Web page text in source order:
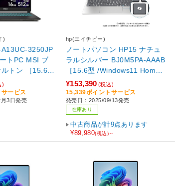
)
3250JP
トPC MSI ブ
トン ［15.6型
/intel Core
/SSD：512
ーボード /202
)
ービス
3日発売
hp(エイチピー)
ノートパソコン HP15 ナチュ
ラルシルバー BJ0M5PA-AAAB
［15.6型 /Windows11 Home /
intel Core 5 /メモリ：16GB /
SSD：512GB /Office Home a
nd Business /日本語版キーボ
ード /2025年9月モデル］
¥153,390 (税込)
15,339ポイントサービス
発売日：2025/09/13発売
在庫あり
中古商品が計9点あります
¥89,980(税込)～